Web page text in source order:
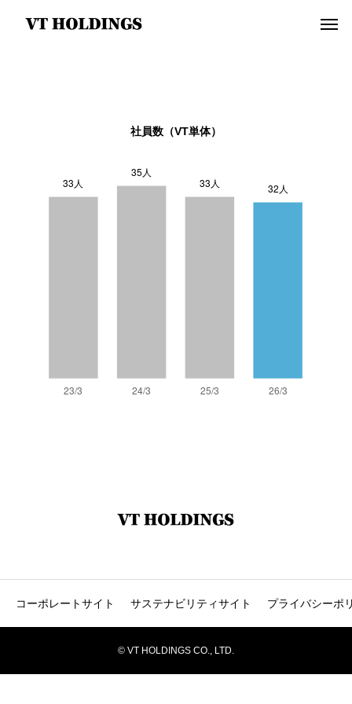
社員数（VT単体）
コーポレートサイト サステナビリティサイト プライバシーポ
© VT HOLDINGS CO., LTD.